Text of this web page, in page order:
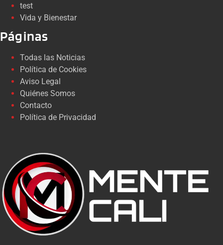
test
Vida y Bienestar
Páginas
Todas las Noticias
Política de Cookies
Aviso Legal
Quiénes Somos
Contacto
Política de Privacidad